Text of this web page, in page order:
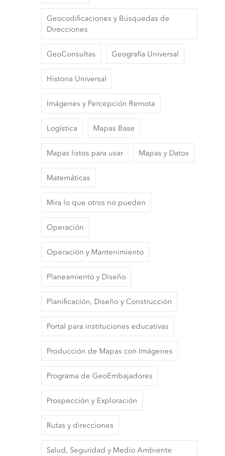
Geocodificaciones y Búsquedas de
Direcciones
GeoConsultas Geografía Universal
Historia Universal
Imágenes y Percepción Remota
Logística Mapas Base
Mapas listos para usar Mapas y Datos
Matemáticas
Mira lo que otros no pueden
Operación
Operación y Mantenimiento
Planeamiento y Diseño
Planificación, Diseño y Construcción
Portal para instituciones educativas
Producción de Mapas con Imágenes
Programa de GeoEmbajadores
Prospección y Exploración
Rutas y direcciones
Salud, Seguridad y Medio Ambiente